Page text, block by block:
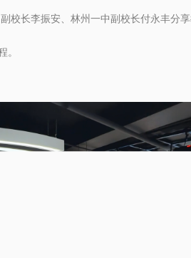
校长李振安、 林州一中副校长付永丰分享
。